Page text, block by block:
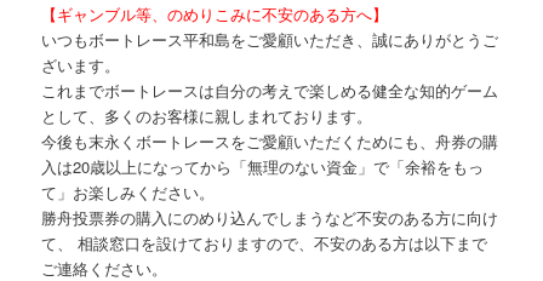
【ギャンブル等、のめりこみに不安のある方へ】
いつもボートレース平和島をご愛顧いただき、誠にありがとうご
ざいます。
これまでボートレースは自分の考えで楽しめる健全な知的ゲーム
として、多くのお客様に親しまれております。
今後も末永くボートレースをご愛顧いただくためにも、舟券の購
入は20歳以上になってから「無理のない資金」で「余裕をもっ
て」お楽しみください。
勝舟投票券の購入にのめり込んでしまうなど不安のある方に向け
て、 相談窓口を設けておりますので、不安のある方は以下まで
ご連絡ください。